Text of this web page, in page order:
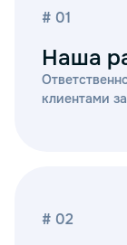
# 01
Наша
клиентами
# 02